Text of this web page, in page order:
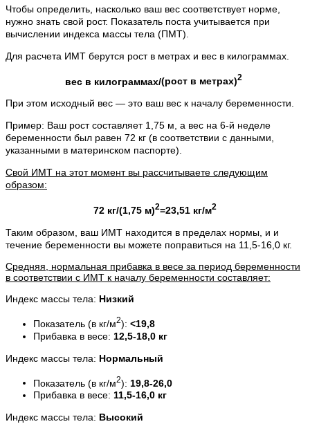
Чтобы определить, насколько ваш вес соответствует норме,
нужно знать свой рост. Показатель поста учитывается при
вычислении индекса массы тела (ПМТ).
Для расчета ИМТ берутся рост в метрах и вес в килограммах.
вес в килограммах/(рост в метрах)2
При этом исходный вес — это ваш вес к началу беременности.
Пример: Ваш рост составляет 1,75 м, а вес на 6-й неделе
беременности был равен 72 кг (в соответствии с данными,
указанными в материнском паспорте).
Свой ИМТ на этот момент вы рассчитываете следующим
образом:
72 кг/(1,75 м)2=23,51 кг/м2
Таким образом, ваш ИМТ находится в пределах нормы, и и
течение беременности вы можете поправиться на 11,5-16,0 кг.
Средняя, нормальная прибавка в весе за период беременности
в соответствии с ИМТ к началу беременности составляет:
Индекс массы тела: Низкий
Показатель (в кг/м2): <19,8
Прибавка в весе: 12,5-18,0 кг
Индекс массы тела: Нормальный
Показатель (в кг/м2): 19,8-26,0
Прибавка в весе: 11,5-16,0 кг
Индекс массы тела: Высокий